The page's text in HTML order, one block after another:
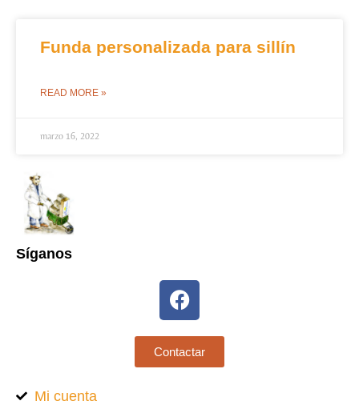
Funda personalizada para sillín
READ MORE »
marzo 16, 2022
Síganos
Contactar
Mi cuenta